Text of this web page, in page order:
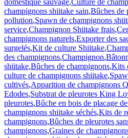
domestique sauvage,Culture de
champignons shiitake sain,Bûches de
pollution,Spawn de champignons
service,Champignon Shiitake frais,
champignons naturels,Exporter des
surgelés,Kit de culture Shiitake,
des champignons,Champignon,
shiitake,Bûches de champignons,Kits
culture de champignons shiitake,
cultivés,Apparition de champignons
Edodes,Substrat de pleurotes King
pleurotes,Bûche en bois de placage
champignons shiitake séchés,Kits de
champignons,Bûches de pleurotes
champignons,Graines de